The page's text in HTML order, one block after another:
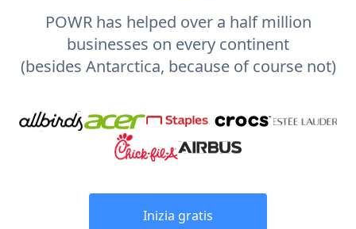
POWR has helped over a half million
businesses on every continent
(besides Antarctica, because of course not)
Inizia gratis